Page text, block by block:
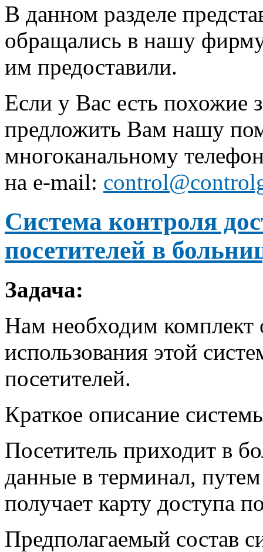
В данном разделе
обращались в нашу
им предоставили.
Если у Вас есть похожие
предложить Вам нашу
многоканальному
на e-mail:
Система контроля
посетителей в
Задача:
Нам необходим
использования этой
посетителей.
Краткое описание
Посетитель приходит в
данные в терминал,
получает карту доступа
Предполагаемый состав